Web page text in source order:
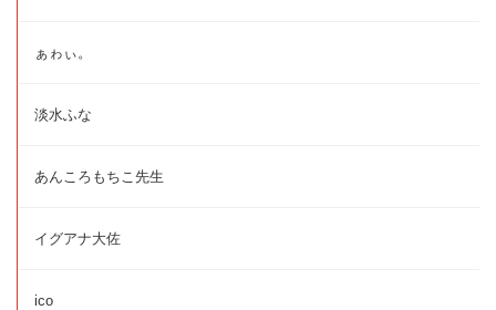
ぁゎぃ。
淡水ふな
あんころもちこ先生
イグアナ大佐
ico